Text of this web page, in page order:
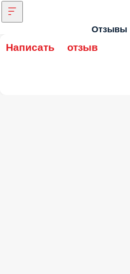
Отзывы
Написать отзыв